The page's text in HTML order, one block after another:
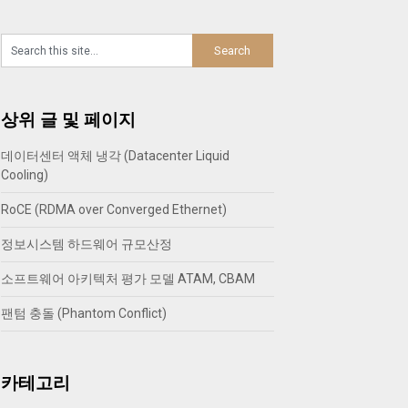
상위 글 및 페이지
데이터센터 액체 냉각 (Datacenter Liquid
Cooling)
RoCE (RDMA over Converged Ethernet)
정보시스템 하드웨어 규모산정
소프트웨어 아키텍처 평가 모델 ATAM, CBAM
팬텀 충돌 (Phantom Conflict)
카테고리